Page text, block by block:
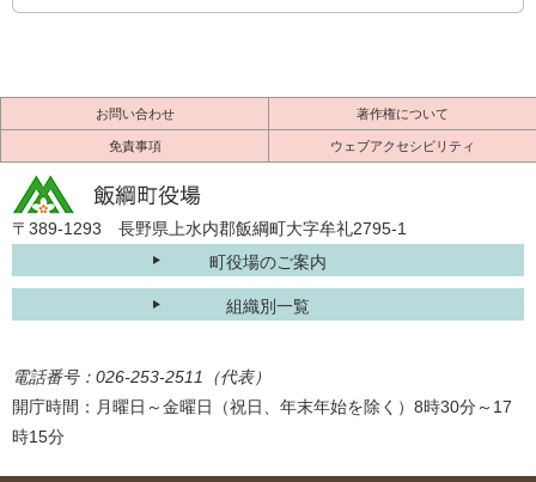
お問い合わせ 著作権について
免責事項 ウェブアクセシビリティ
〒389-1293 長野県上水内郡飯綱町大字牟礼2795-1
町役場のご案内
組織別一覧
電話番号：026-253-2511（代表）
開庁時間：月曜日～金曜日（祝日、年末年始を除く）8時30分～17
時15分